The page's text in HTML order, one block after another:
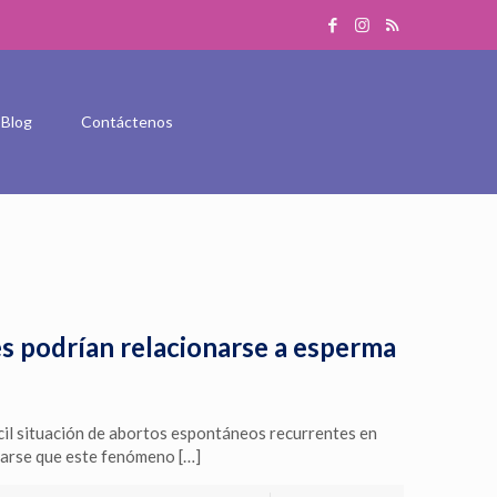
Blog Contáctenos
relacionarse a esperma
situación de abortos espontáneos recurrentes en
que este fenómeno […]